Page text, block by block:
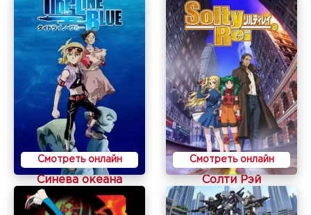
Смотреть онлайн
Синева океана
Смотреть онлайн
Солти Рэй